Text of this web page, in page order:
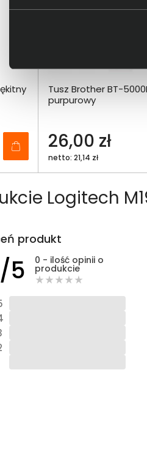
Tusz Brother BT-
purpurowy
26,00 zł
netto: 21,14 zł
Logitech
produkt
5 0 - ilość opinii o
produkcie